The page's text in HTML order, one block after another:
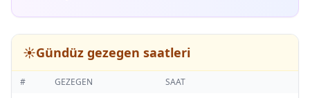
☀️Gündüz gezegen saatleri
# GEZEGEN SAAT